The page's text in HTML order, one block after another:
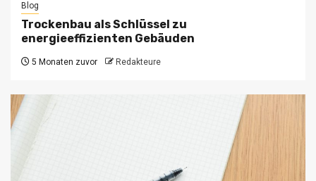
Blog
Trockenbau als Schlüssel zu
energieeffizienten Gebäuden
5 Monaten zuvor Redakteure